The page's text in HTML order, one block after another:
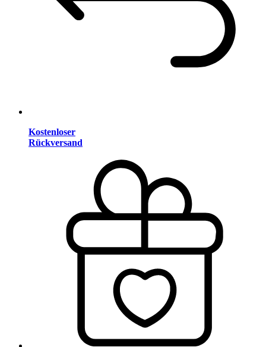
Kostenloser
Rückversand